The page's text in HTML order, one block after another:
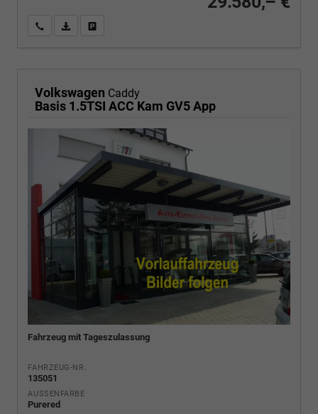
Wir rufen Sie anPDF-Fahrzeugexposé drucken
Volkswagen Caddy
Basis 1.5TSI ACC Kam GV5 App
Fahrzeug mit Tageszulassung
FAHRZEUG-NR.
135051
AUSSENFARBE
Purered